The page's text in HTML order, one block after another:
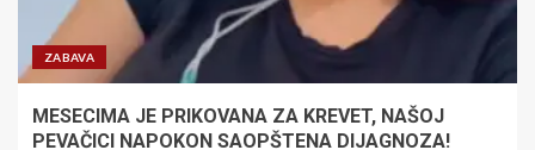
ZABAVA
MESECIMA JE PRIKOVANA ZA KREVET, NAŠOJ
PEVAČICI NAPOKON SAOPŠTENA DIJAGNOZA!